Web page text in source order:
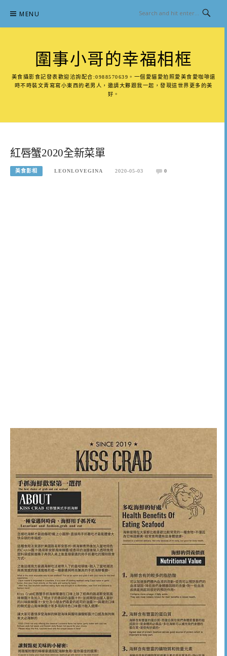
content
MENU
圍事小哥的幸福相框
美食攝影食記發表歡迎洽詢配合:0988570639。一個愛貓愛拍照愛美食愛咖啡還
時不時裝文青寫寫小東西的老男人，邀請大夥跟我一起，發現這世界更多的美
好。
紅唇蟹2020全新菜單
美食影相 LEONLOVEGINA 2020-05-03 0